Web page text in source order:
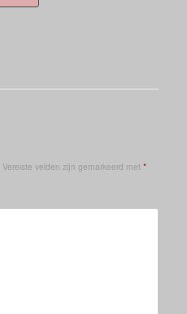
Vereiste velden zijn gemarkeerd met *